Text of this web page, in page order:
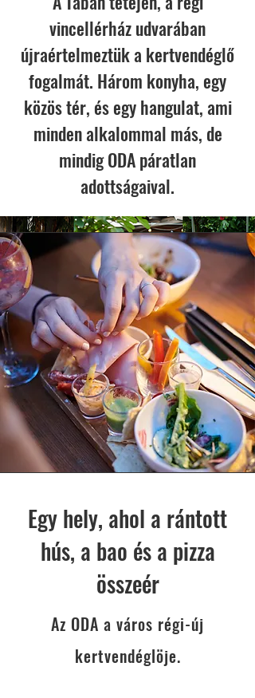
vincellérház udvarában
újraértelmeztük a kertvendéglő
fogalmát. Három konyha, egy
közös tér, és egy hangulat, ami
minden alkalommal más, de
mindig ODA páratlan
adottságaival.
Egy hely, ahol a rántott
hús, a bao és a pizza
összeér
Az ODA a város régi-új
kertvendéglöje.